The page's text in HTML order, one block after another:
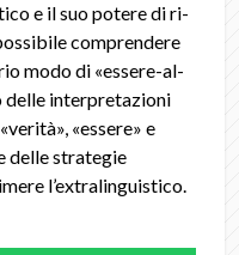
e il suo potere di ri-
comprendere
modo di «essere-al-
delle interpretazioni
«essere» e
delle strategie
l’extralinguistico.